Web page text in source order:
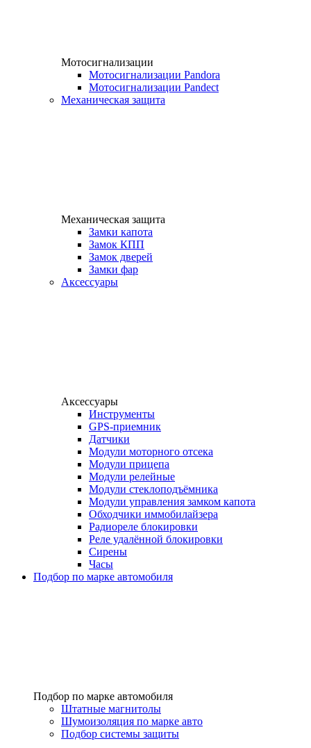
Мотосигнализации
Мотосигнализации Pandora
Мотосигнализации Pandect
Механическая защита
Механическая защита
Замки капота
Замок КПП
Замок дверей
Замки фар
Аксессуары
Аксессуары
Инструменты
GPS-приемник
Датчики
Модули моторного отсека
Модули прицепа
Модули релейные
Модули стеклоподъёмника
Модули управления замком капота
Обходчики иммобилайзера
Радиореле блокировки
Реле удалённой блокировки
Сирены
Часы
Подбор по марке автомобиля
Подбор по марке автомобиля
Штатные магнитолы
Шумоизоляция по марке авто
Подбор системы защиты